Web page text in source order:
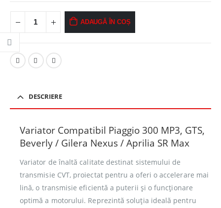
ADAUGĂ ÎN COȘ
DESCRIERE
Variator Compatibil Piaggio 300 MP3, GTS,
Beverly / Gilera Nexus / Aprilia SR Max
Variator de înaltă calitate destinat sistemului de
transmisie CVT, proiectat pentru a oferi o accelerare mai
lină, o transmisie eficientă a puterii și o funcționare
optimă a motorului. Reprezintă soluția ideală pentru